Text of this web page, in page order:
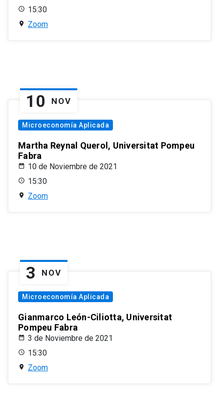
15:30
Zoom
10 NOV
Microeconomía Aplicada
Martha Reynal Querol, Universitat Pompeu
Fabra
10 de Noviembre de 2021
15:30
Zoom
3 NOV
Microeconomía Aplicada
Gianmarco León-Ciliotta, Universitat
Pompeu Fabra
3 de Noviembre de 2021
15:30
Zoom